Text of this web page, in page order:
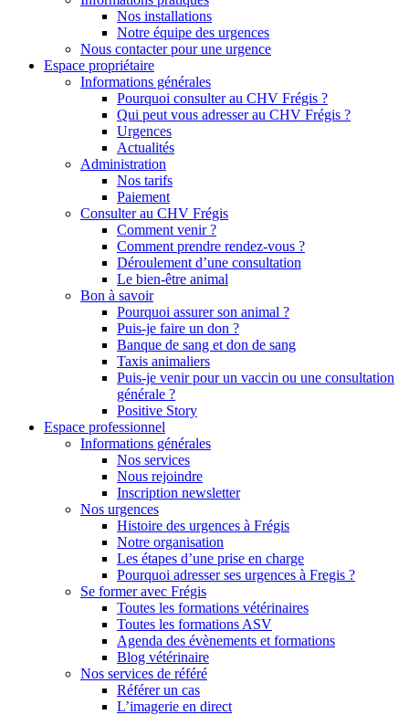
Nos installations
Notre équipe des urgences
Nous contacter pour une urgence
Espace propriétaire
Informations générales
Pourquoi consulter au CHV Frégis ?
Qui peut vous adresser au CHV Frégis ?
Urgences
Actualités
Administration
Nos tarifs
Paiement
Consulter au CHV Frégis
Comment venir ?
Comment prendre rendez-vous ?
Déroulement d’une consultation
Le bien-être animal
Bon à savoir
Pourquoi assurer son animal ?
Puis-je faire un don ?
Banque de sang et don de sang
Taxis animaliers
Puis-je venir pour un vaccin ou une consultation
générale ?
Positive Story
Espace professionnel
Informations générales
Nos services
Nous rejoindre
Inscription newsletter
Nos urgences
Histoire des urgences à Frégis
Notre organisation
Les étapes d’une prise en charge
Pourquoi adresser ses urgences à Fregis ?
Se former avec Frégis
Toutes les formations vétérinaires
Toutes les formations ASV
Agenda des évènements et formations
Blog vétérinaire
Nos services de référé
Référer un cas
L’imagerie en direct